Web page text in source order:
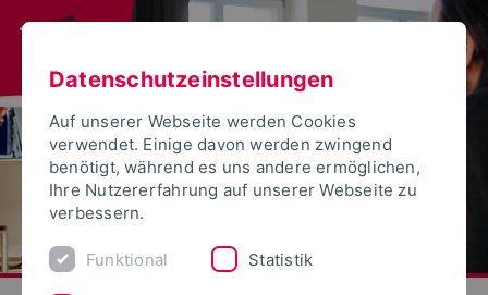
Datenschutzeinstellungen
Auf unserer Webseite werden Cookies
verwendet. Einige davon werden zwingend
benötigt, während es uns andere ermöglichen,
Ihre Nutzererfahrung auf unserer Webseite zu
verbessern.
Funktional Statistik